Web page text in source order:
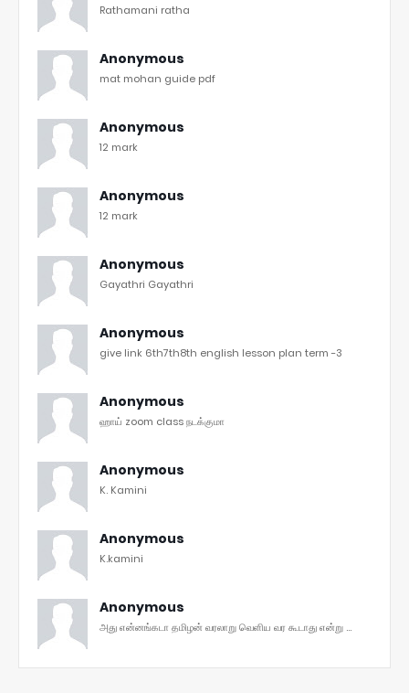
Rathamani ratha
Anonymous
mat mohan guide pdf
Anonymous
12 mark
Anonymous
12 mark
Anonymous
Gayathri Gayathri
Anonymous
give link 6th7th8th english lesson plan term -3
Anonymous
ஹாய் zoom class நடக்குமா
Anonymous
K. Kamini
Anonymous
K.kamini
Anonymous
அது என்னங்கடா தமிழன் வரலாறு வெளிய வர கூடாது என்று ...